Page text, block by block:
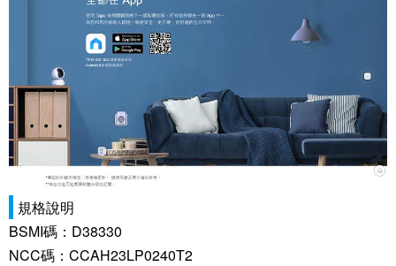
規格說明
BSMI碼：D38330
NCC碼：CCAH23LP0240T2